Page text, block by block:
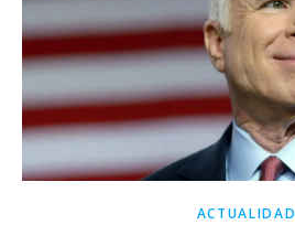
ACTUALIDAD